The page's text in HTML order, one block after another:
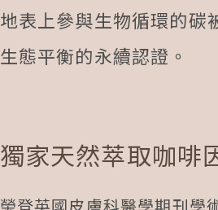
地表上參與生物循環的碳
生態平衡的永續認證。
獨家天然萃取咖啡